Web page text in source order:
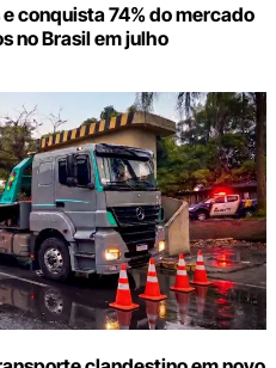
conquista 74% do mercado
no Brasil em julho